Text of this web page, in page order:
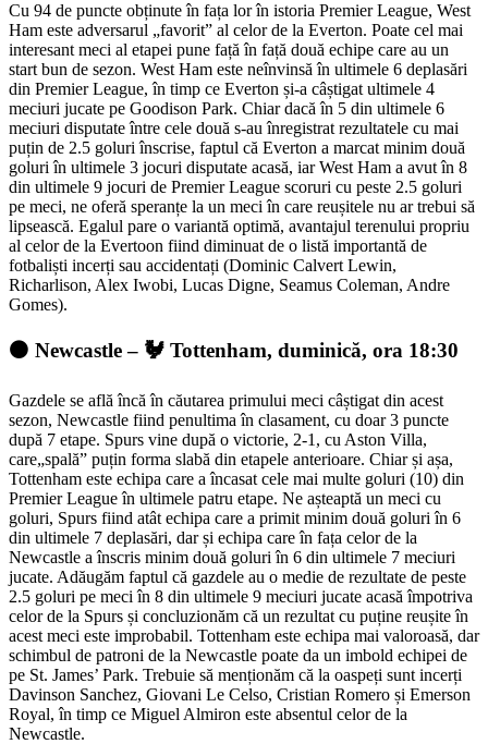
Cu 94 de puncte obținute în fața lor în istoria Premier League, West
Ham este adversarul „favorit” al celor de la Everton. Poate cel mai
interesant meci al etapei pune față în față două echipe care au un
start bun de sezon. West Ham este neînvinsă în ultimele 6 deplasări
din Premier League, în timp ce Everton și-a câștigat ultimele 4
meciuri jucate pe Goodison Park. Chiar dacă în 5 din ultimele 6
meciuri disputate între cele două s-au înregistrat rezultatele cu mai
puțin de 2.5 goluri înscrise, faptul că Everton a marcat minim două
goluri în ultimele 3 jocuri disputate acasă, iar West Ham a avut în 8
din ultimele 9 jocuri de Premier League scoruri cu peste 2.5 goluri
pe meci, ne oferă speranțe la un meci în care reușitele nu ar trebui să
lipsească. Egalul pare o variantă optimă, avantajul terenului propriu
al celor de la Evertoon fiind diminuat de o listă importantă de
fotbaliști incerți sau accidentați (Dominic Calvert Lewin,
Richarlison, Alex Iwobi, Lucas Digne, Seamus Coleman, Andre
Gomes).
⚫️ Newcastle – 🐓 Tottenham, duminică, ora 18:30
Gazdele se află încă în căutarea primului meci câștigat din acest
sezon, Newcastle fiind penultima în clasament, cu doar 3 puncte
după 7 etape. Spurs vine după o victorie, 2-1, cu Aston Villa,
care„spală” puțin forma slabă din etapele anterioare. Chiar și așa,
Tottenham este echipa care a încasat cele mai multe goluri (10) din
Premier League în ultimele patru etape. Ne așteaptă un meci cu
goluri, Spurs fiind atât echipa care a primit minim două goluri în 6
din ultimele 7 deplasări, dar și echipa care în fața celor de la
Newcastle a înscris minim două goluri în 6 din ultimele 7 meciuri
jucate. Adăugăm faptul că gazdele au o medie de rezultate de peste
2.5 goluri pe meci în 8 din ultimele 9 meciuri jucate acasă împotriva
celor de la Spurs și concluzionăm că un rezultat cu puține reușite în
acest meci este improbabil. Tottenham este echipa mai valoroasă, dar
schimbul de patroni de la Newcastle poate da un imbold echipei de
pe St. James’ Park. Trebuie să menționăm că la oaspeți sunt incerți
Davinson Sanchez, Giovani Le Celso, Cristian Romero și Emerson
Royal, în timp ce Miguel Almiron este absentul celor de la
Newcastle.